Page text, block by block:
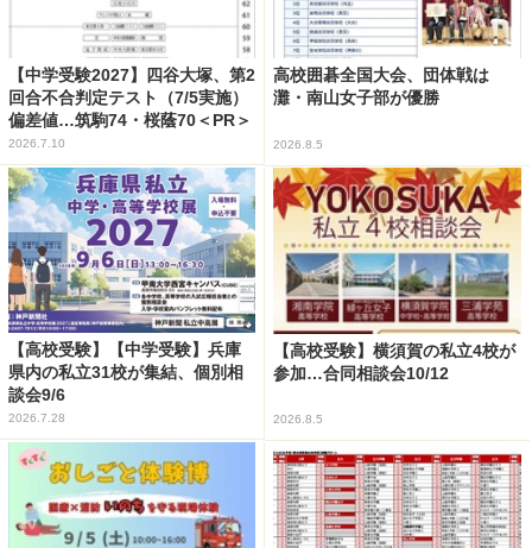
【中学受験2027】四谷大塚、第2
回合不合判定テスト（7/5実施）
偏差値…筑駒74・桜蔭70＜PR＞
2026.7.10
高校囲碁全国大会、団体戦は
灘・南山女子部が優勝
2026.8.5
【高校受験】【中学受験】兵庫
県内の私立31校が集結、個別相
談会9/6
2026.7.28
【高校受験】横須賀の私立4校が
参加…合同相談会10/12
2026.8.5